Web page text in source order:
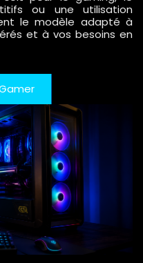
ou une utilisation
le modèle adapté à
et à vos besoins en